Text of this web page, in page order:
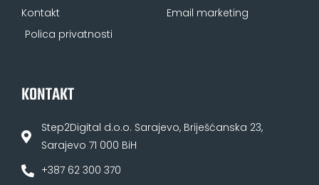
Kontakt
Polica privatnosti
Email marketing
KONTAKT
Step2Digital d.o.o. Sarajevo, Briješćanska 23,
Sarajevo 71 000 BiH
+387 62 300 370